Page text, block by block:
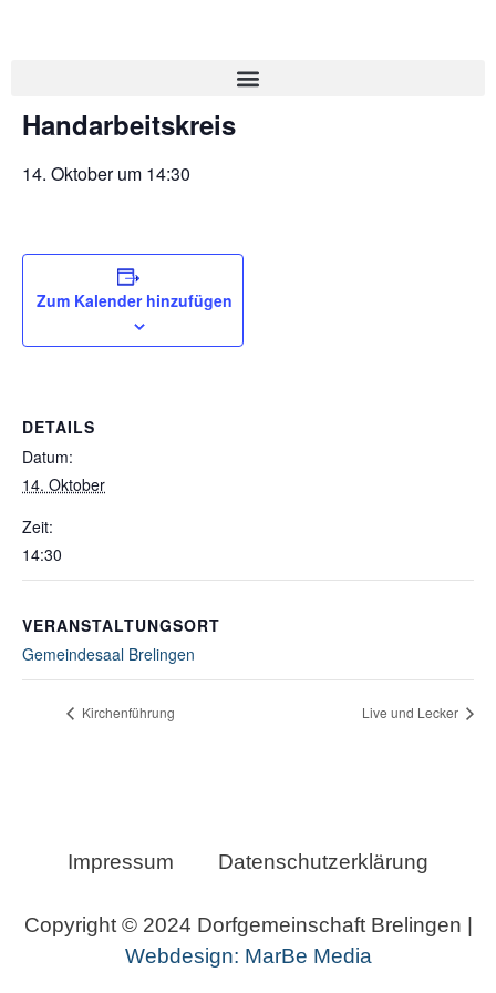
Handarbeitskreis
14. Oktober um 14:30
Zum Kalender hinzufügen
DETAILS
Datum:
14. Oktober
Zeit:
14:30
VERANSTALTUNGSORT
Gemeindesaal Brelingen
Kirchenführung Live und Lecker
Copyright © 2024 Dorfgemeinschaft Brelingen |
Webdesign: MarBe Media
Impressum Datenschutzerklärung